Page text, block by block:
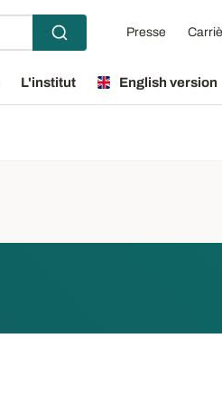
Presse
L'institut English version